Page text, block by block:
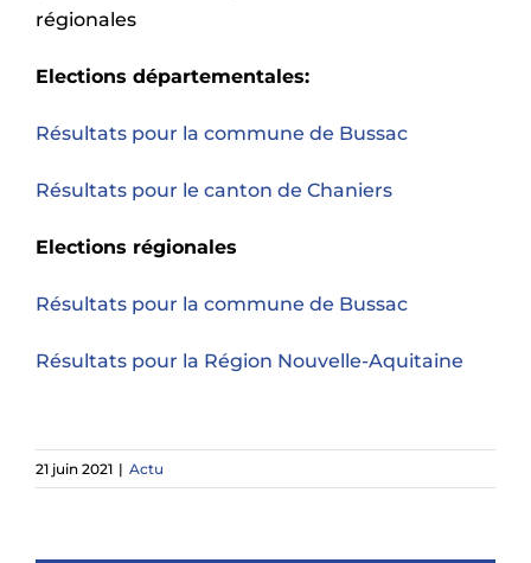
régionales
Elections départementales:
Résultats pour la commune de Bussac
Résultats pour le canton de Chaniers
Elections régionales
Résultats pour la commune de Bussac
Résultats pour la Région Nouvelle-Aquitaine
21 juin 2021 | Actu